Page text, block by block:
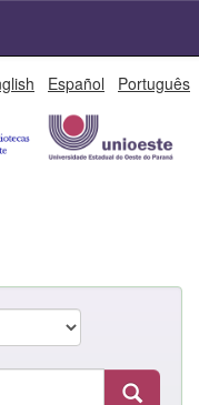
Español Português